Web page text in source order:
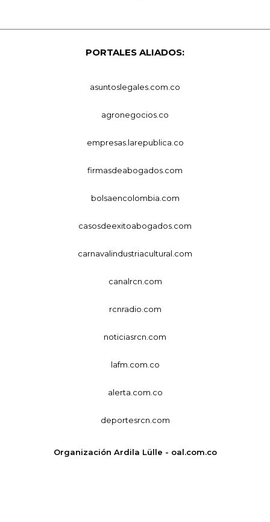
PORTALES ALIADOS:
asuntoslegales.com.co
agronegocios.co
empresas.larepublica.co
firmasdeabogados.com
bolsaencolombia.com
casosdeexitoabogados.com
carnavalindustriacultural.com
canalrcn.com
rcnradio.com
noticiasrcn.com
lafm.com.co
alerta.com.co
deportesrcn.com
Organización Ardila Lülle - oal.com.co